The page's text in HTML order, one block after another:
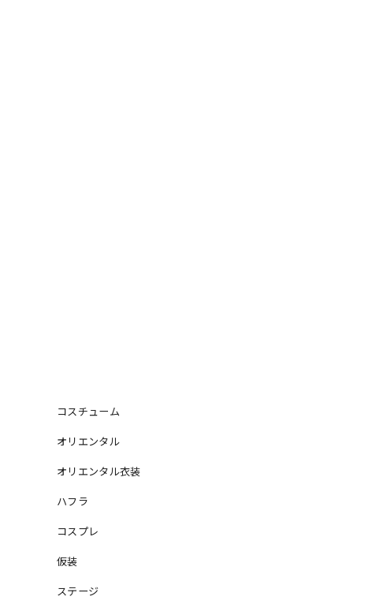
コスチューム
オリエンタル
オリエンタル衣装
ハフラ
コスプレ
仮装
ステージ